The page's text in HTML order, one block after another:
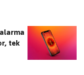
alarma
tek